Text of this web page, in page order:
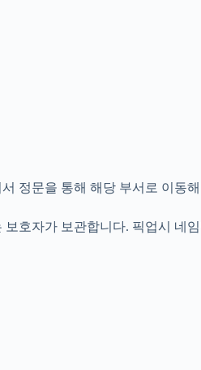
정문을 통해 해당 부서로 이동
호자가 보관합니다. 픽업시 네